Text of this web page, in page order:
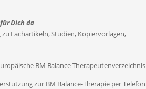
Dich da
Fachartikeln, Studien, Kopiervorlagen,
BM Balance Therapeutenverzeichnis
zur BM Balance-Therapie per Telefon